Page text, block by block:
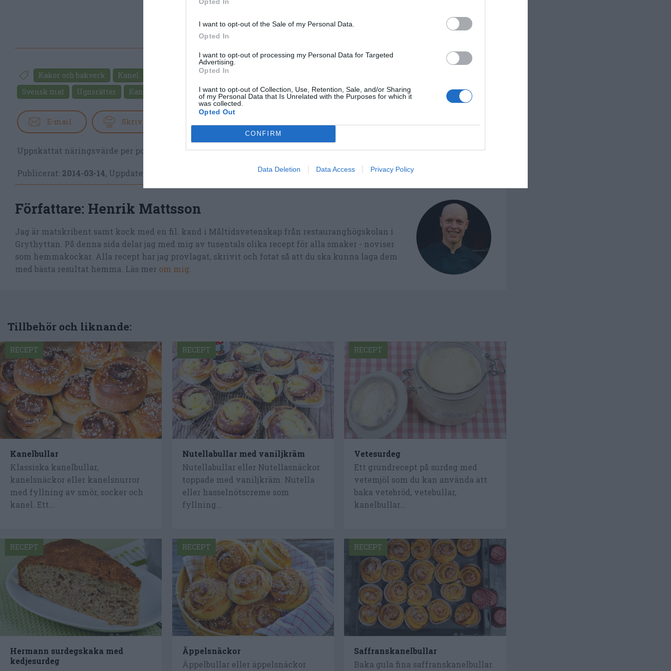
I want to opt-out of the Sale of my Personal Data.
Opted In
I want to opt-out of processing my Personal Data for Targeted
Advertising.
Opted In
I want to opt-out of Collection, Use, Retention, Sale, and/or Sharing
of my Personal Data that Is Unrelated with the Purposes for which it
was collected.
Opted Out
CONFIRM
Data Deletion Data Access Privacy Policy
Kakor och bakverk Kanel Smör
Svensk mat
Ugnsrätter Kanelbullar Surdeg
E-mail Skriv ut
Uppskattat näringsvärde per portion: 88 kcal
Publicerat: 2014-03-14, Uppdaterat:
Författare: Henrik Mattsson
Jag är matskribent samt kock med en fil. kand i Måltidsvetenskap från restauranghögskolan i
Grythyttan. På denna sida delar jag med mig av tusentals olika recept för alla smaker - noviser
som hemmakockar. Alla recept har jag provlagat, skrivit och fotat så att du ska kunna laga dem
med bästa resultat hemma. Läs mer om mig
Tillbehör och liknande:
Kanelbullar
Klassiska kanelbullar,
kanelsnäckor eller kanelsnurror
med fyllning av smör, socker och
kanel. Ett...
RECEPT
Nutellabullar med vaniljkräm
Nutellabullar eller Nutellasnäckor
toppade med vaniljkräm. Nutella
eller hasselnötscreme som
fyllning...
RECEPT
Vetesurdeg
Ett grundrecept på surdeg med
vetemjöl som du kan använda att
baka vetebröd, vetebullar,
kanelbullar...
RECEPT
Hermann surdegskaka med
kedjesurdeg
RECEPT
Äppelsnäckor
Äppelbullar eller äppelsnäckor
RECEPT
Saffranskanelbullar
Baka gula fina saffranskanelbullar.
RECEPT